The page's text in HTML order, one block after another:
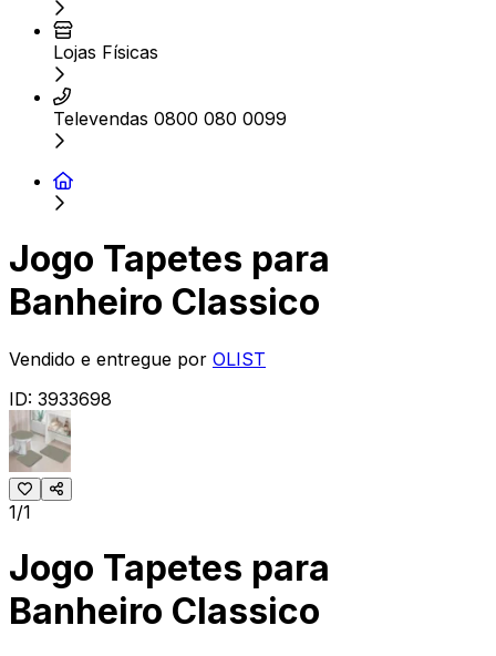
Lojas Físicas
Televendas 0800 080 0099
Jogo Tapetes para
Banheiro Classico
Vendido e entregue por OLIST
ID: 3933698
1/1
Jogo Tapetes para
Banheiro Classico